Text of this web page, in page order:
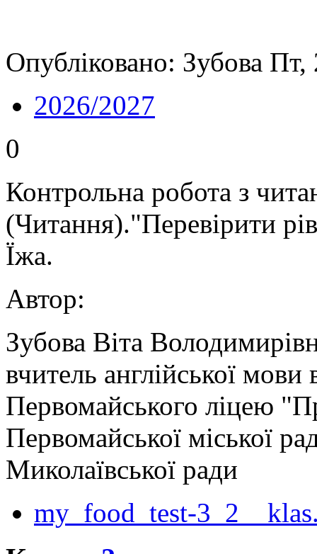
Опубліковано: Зубова
2026/2027
0
Контрольна робота з
(Читання)."Перевірити
Їжа.
Автор:
Зубова Віта
вчитель англійської
Первомайського ліцею
Первомайської міської
Миколаївської ради
my_food_test-